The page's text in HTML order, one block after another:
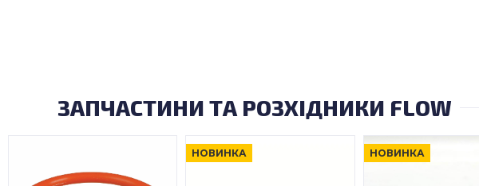
ЗАПЧАСТИНИ ТА РОЗХІДНИКИ FLOW
НОВИНКА НОВИНКА